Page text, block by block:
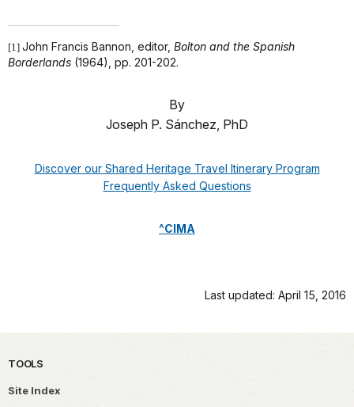
[1] John Francis Bannon, editor, Bolton and the Spanish
Borderlands (1964), pp. 201-202.
By
Joseph P. Sánchez, PhD
Discover our Shared Heritage Travel Itinerary Program
Frequently Asked Questions
^CIMA
Last updated: April 15, 2016
TOOLS
Site Index